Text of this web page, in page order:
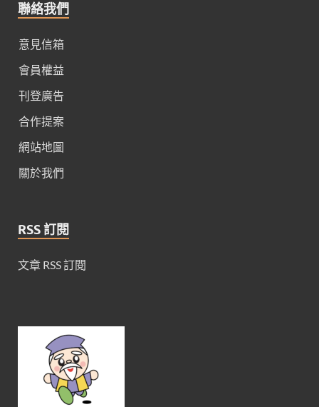
聯絡我們
意見信箱
會員權益
刊登廣告
合作提案
網站地圖
關於我們
RSS 訂閱
文章 RSS 訂閱